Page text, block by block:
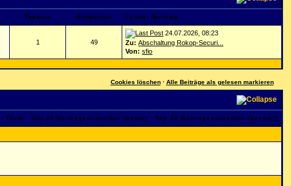
Themen Antworten Letzter Beitrag
1 49
24.07.2026, 08:23
Zu: Abschaltung Rokop-Securi...
Von: sfio
Cookies löschen· Alle Beiträge als gelesen markieren
·Team ·Top 20 Beitragsschreiber (heute) ·Top 20 Beitragsschreiber (gesamt)